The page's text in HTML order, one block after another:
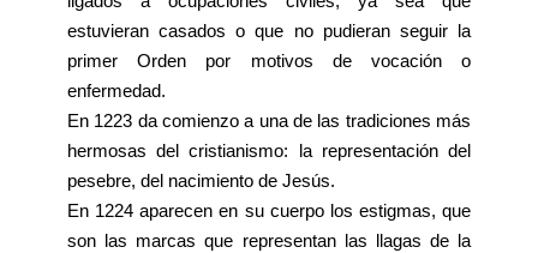
estuvieran casados o que no pudieran seguir la
primer Orden por motivos de vocación o
enfermedad.
En 1223 da comienzo a una de las tradiciones más
hermosas del cristianismo: la representación del
pesebre, del nacimiento de Jesús.
En 1224 aparecen en su cuerpo los estigmas, que
son las marcas que representan las llagas de la